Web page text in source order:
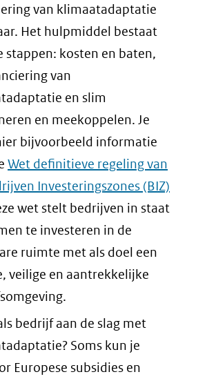
van klimaatadaptatie
Het hulpmiddel bestaat
stappen: kosten en baten,
van
en slim
en meekoppelen. Je
bijvoorbeeld informatie
Wet definitieve regeling van
Investeringszones (BIZ)
wet stelt bedrijven in staat
te investeren in de
ruimte met als doel een
veilige en aantrekkelijke
bedrijf aan de slag met
Soms kun je
Europese subsidies en